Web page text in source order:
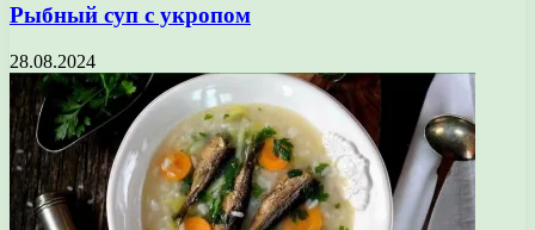
Рыбный суп с укропом
28.08.2024